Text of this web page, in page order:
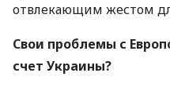
отвлекающим жестом
Свои проблемы с
счет Украины?